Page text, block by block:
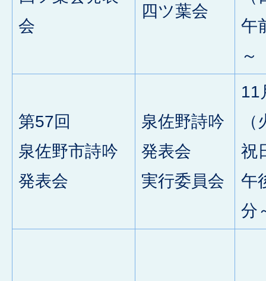
会
四ツ葉会
午
～
第57回
泉佐野市詩吟
発表会
泉佐野詩吟
発表会
実行委員会
11
祝
午
分